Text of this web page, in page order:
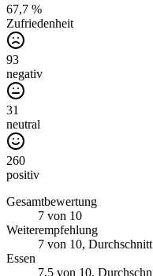
67,7 %
Zufriedenheit
93
negativ
31
neutral
260
positiv
Gesamtbewertung
7 von 10
Weiterempfehlung
7 von 10,
Essen
7,5 von 10,